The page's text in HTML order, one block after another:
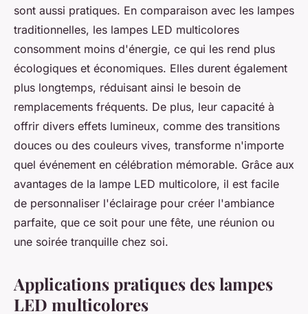
sont aussi pratiques. En comparaison avec les lampes
traditionnelles, les lampes LED multicolores
consomment moins d'énergie, ce qui les rend plus
écologiques et économiques. Elles durent également
plus longtemps, réduisant ainsi le besoin de
remplacements fréquents. De plus, leur capacité à
offrir divers effets lumineux, comme des transitions
douces ou des couleurs vives, transforme n'importe
quel événement en célébration mémorable. Grâce aux
avantages de la lampe LED multicolore, il est facile
de personnaliser l'éclairage pour créer l'ambiance
parfaite, que ce soit pour une fête, une réunion ou
une soirée tranquille chez soi.
Applications pratiques des lampes
LED multicolores